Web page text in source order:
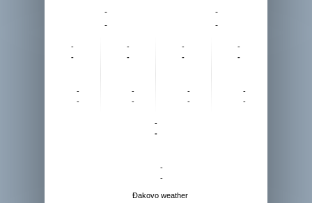
-
-
-
-
-
-
-
-
-
-
-
-
-
-
-
-
-
-
-
-
-
-
-
-
Đakovo weather